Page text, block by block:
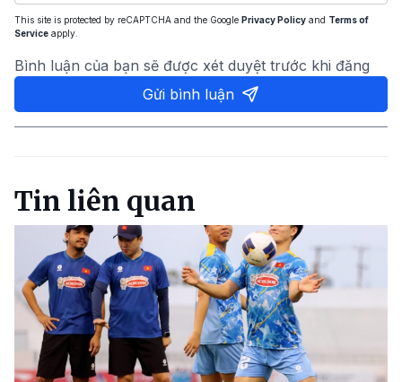
This site is protected by reCAPTCHA and the Google Privacy Policy and Terms of
Service apply.
Bình luận của bạn sẽ được xét duyệt trước khi đăng
Gửi bình luận
Tin liên quan